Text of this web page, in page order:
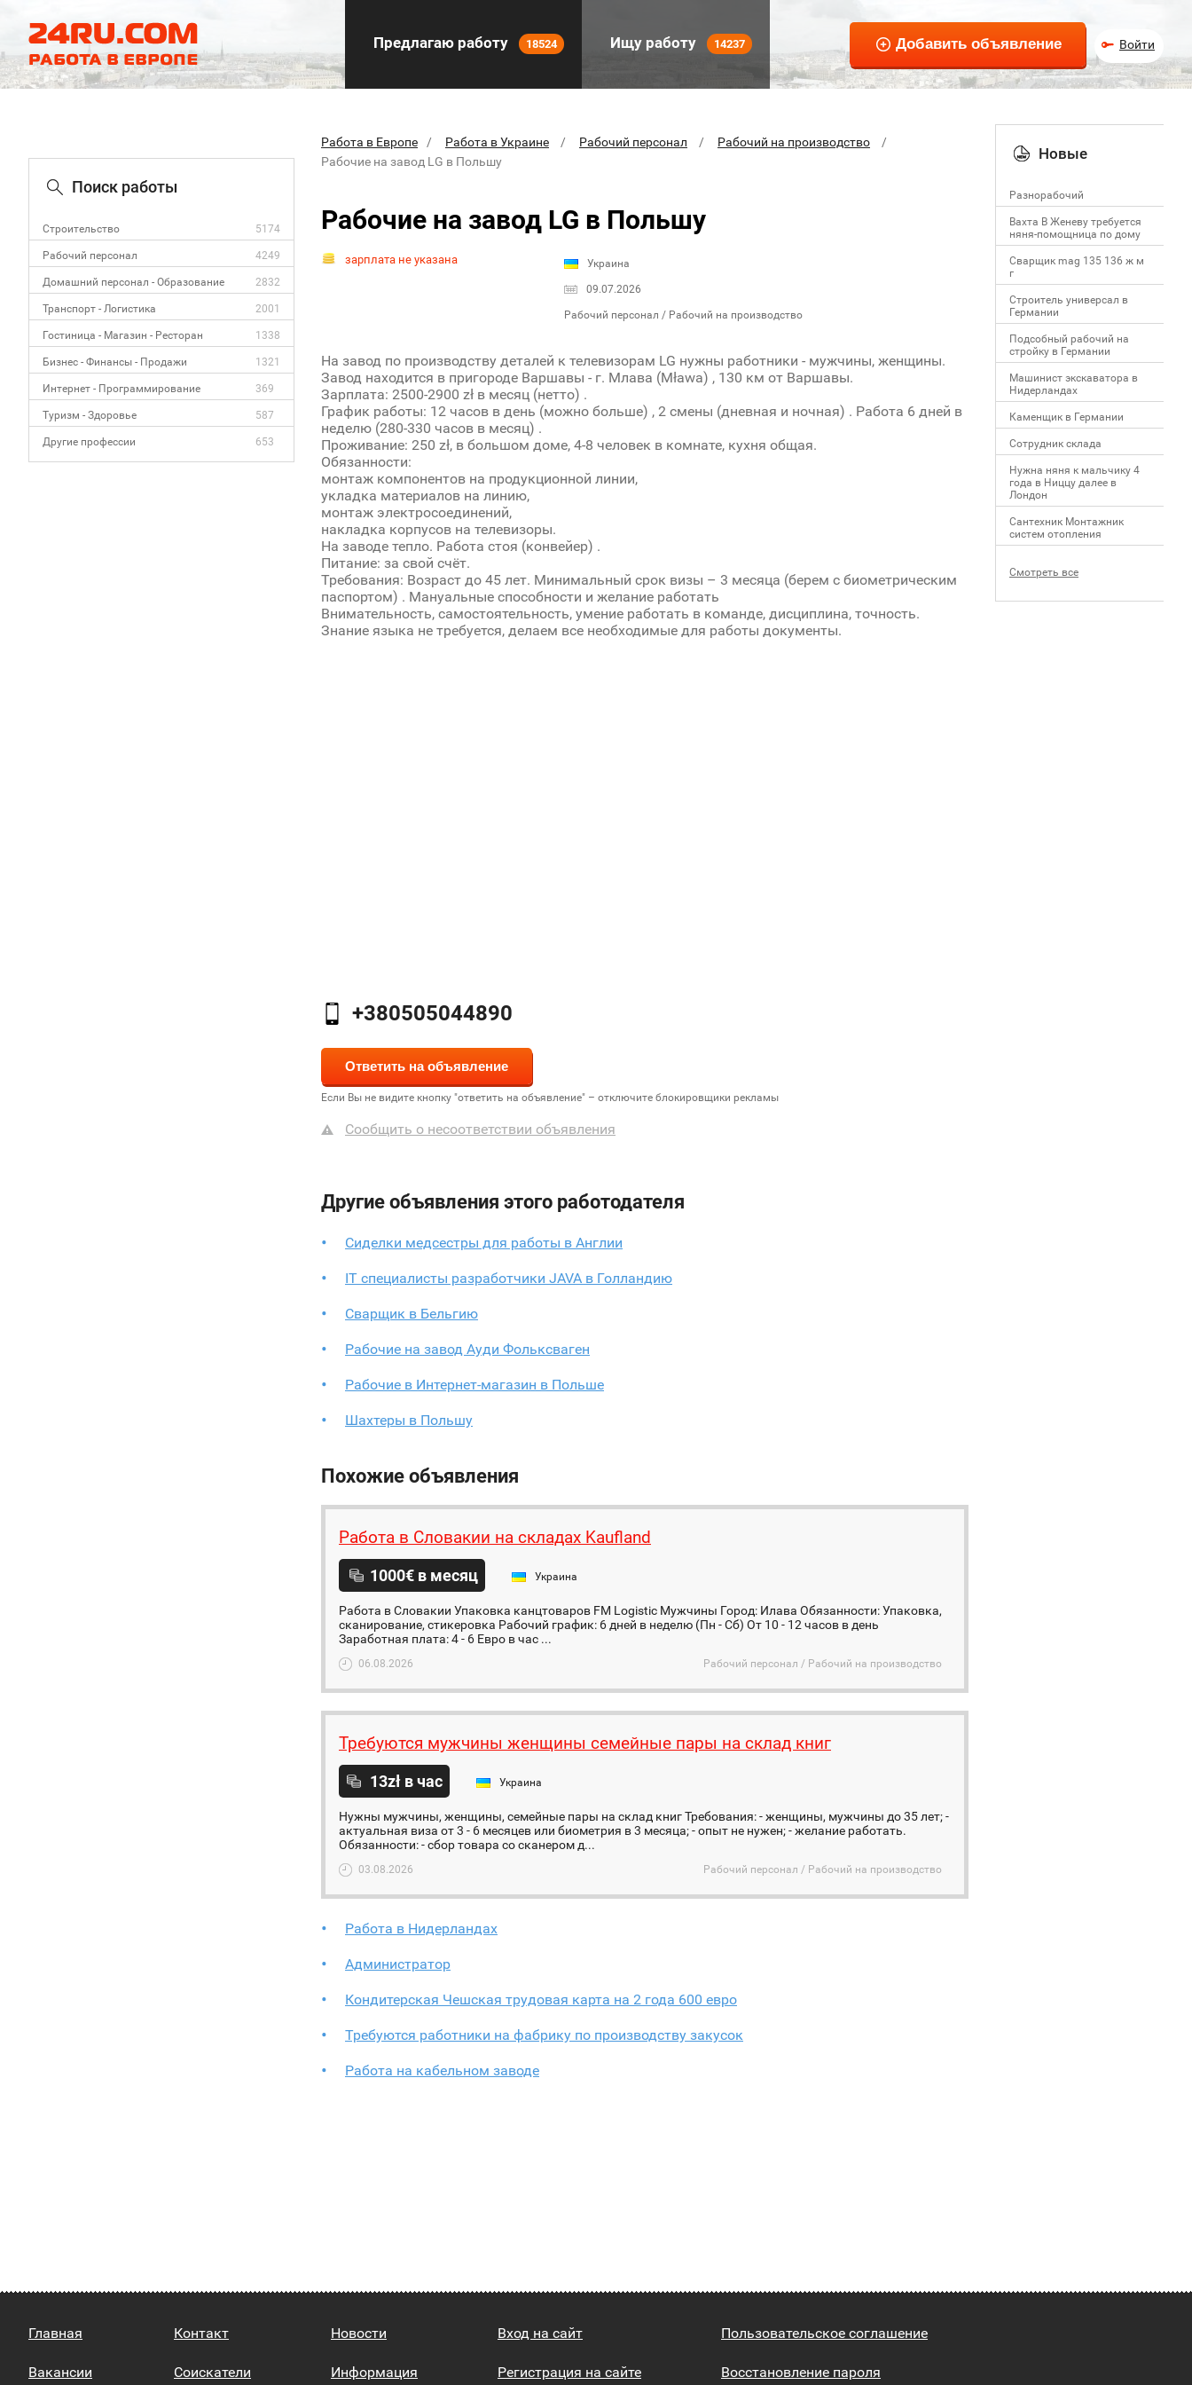
Предлагаю работу 18524 Ищу работу 14237 Войти
Поиск работы
Строительство 5174
Рабочий персонал 4249
Домашний персонал - Образование 2832
Транспорт - Логистика 2001
Гостиница - Магазин - Ресторан 1338
Бизнес - Финансы - Продажи 1321
Интернет - Программирование 369
Туризм - Здоровье 587
Другие профессии 653
Работа в Европе Работа в Украине Рабочий персонал
Рабочий на производство
Рабочие на завод LG в Польшу
Рабочие на завод LG в Польшу
зарплата не указана Украина
09.07.2026
Рабочий персонал / Рабочий на производство
На завод по производству деталей к телевизорам LG нужны работники - мужчины, женщины.
Завод находится в пригороде Варшавы - г. Млава (Mława) , 130 км от Варшавы.
Зарплата: 2500-2900 zł в месяц (нетто) .
График работы: 12 часов в день (можно больше) , 2 смены (дневная и ночная) . Работа 6 дней в
неделю (280-330 часов в месяц) .
Проживание: 250 zł, в большом доме, 4-8 человек в комнате, кухня общая.
Обязанности:
монтаж компонентов на продукционной линии,
укладка материалов на линию,
монтаж электросоединений,
накладка корпусов на телевизоры.
На заводе тепло. Работа стоя (конвейер) .
Питание: за свой счёт.
Требования: Возраст до 45 лет. Минимальный срок визы – 3 месяца (берем с биометрическим
паспортом) . Мануальные способности и желание работать
Внимательность, самостоятельность, умение работать в команде, дисциплина, точность.
Знание языка не требуется, делаем все необходимые для работы документы.
+380505044890
Если Вы не видите кнопку "ответить на объявление" – отключите блокировщики рекламы
Сообщить о несоответствии объявления
Другие объявления этого работодателя
Сиделки медсестры для работы в Англии
IT специалисты разработчики JAVA в Голландию
Сварщик в Бельгию
Рабочие на завод Ауди Фольксваген
Рабочие в Интернет-магазин в Польше
Шахтеры в Польшу
Похожие объявления
Работа в Словакии на складах Kaufland
1000€ в месяц Украина
Работа в Словакии Упаковка канцтоваров FM Logistic Мужчины Город: Илава Обязанности: Упаковка,
сканирование, стикеровка Рабочий график: 6 дней в неделю (Пн - Сб) От 10 - 12 часов в день
Заработная плата: 4 - 6 Евро в час ...
06.08.2026 Рабочий персонал / Рабочий на производство
Требуются мужчины женщины семейные пары на склад книг
13zł в час Украина
Нужны мужчины, женщины, семейные пары на склад книг Требования: - женщины, мужчины до 35 лет; -
актуальная виза от 3 - 6 месяцев или биометрия в 3 месяца; - опыт не нужен; - желание работать.
Обязанности: - сбор товара со сканером д...
03.08.2026 Рабочий персонал / Рабочий на производство
Работа в Нидерландах
Администратор
Кондитерская Чешская трудовая карта на 2 года 600 евро
Требуются работники на фабрику по производству закусок
Работа на кабельном заводе
Новые
Разнорабочий
Вахта В Женеву требуется
няня-помощница по дому
Сварщик mag 135 136 ж м
г
Строитель универсал в
Германии
Подсобный рабочий на
стройку в Германии
Машинист экскаватора в
Нидерландах
Каменщик в Германии
Сотрудник склада
Нужна няня к мальчику 4
года в Ниццу далее в
Лондон
Сантехник Монтажник
систем отопления
Смотреть все
Главная
Вакансии
Контакт
Соискатели
Новости
Информация
Вход на сайт
Регистрация на сайте
Пользовательское соглашение
Восстановление пароля